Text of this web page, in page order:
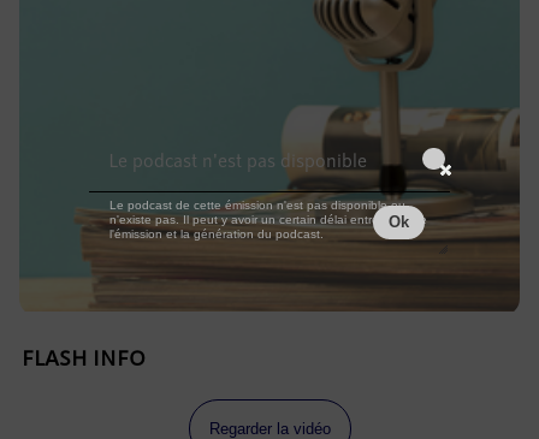
FLASH INFO
Regarder la vidéo
Le podcast n'est pas disponible
Le podcast de cette émission n'est pas disponible ou
n'existe pas. Il peut y avoir un certain délai entre la fin de
l'émission et la génération du podcast.
Ok